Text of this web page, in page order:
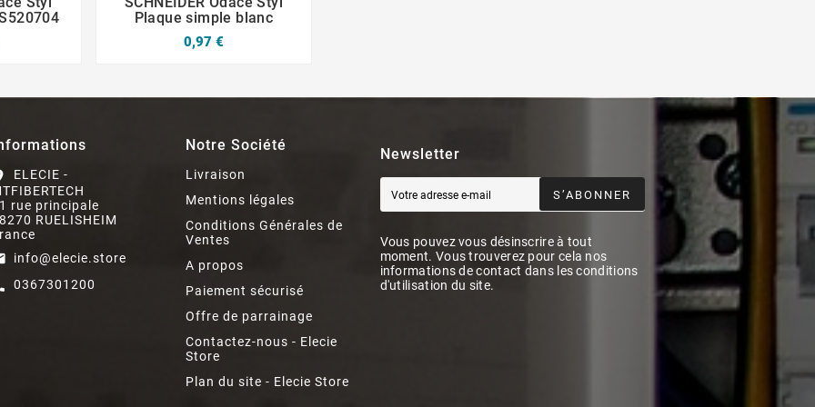
Plaque simple blanc
0,97 €
ELECIE -
rue principale
RUELISHEIM
info@elecie.store
0367301200
Notre Société
Livraison
Mentions légales
Conditions Générales de
Ventes
A propos
Paiement sécurisé
Offre de parrainage
Contactez-nous - Elecie
Store
Plan du site - Elecie Store
Newsletter
S’ABONNER
Vous pouvez vous désinscrire à tout
moment. Vous trouverez pour cela nos
informations de contact dans les conditions
d'utilisation du site.